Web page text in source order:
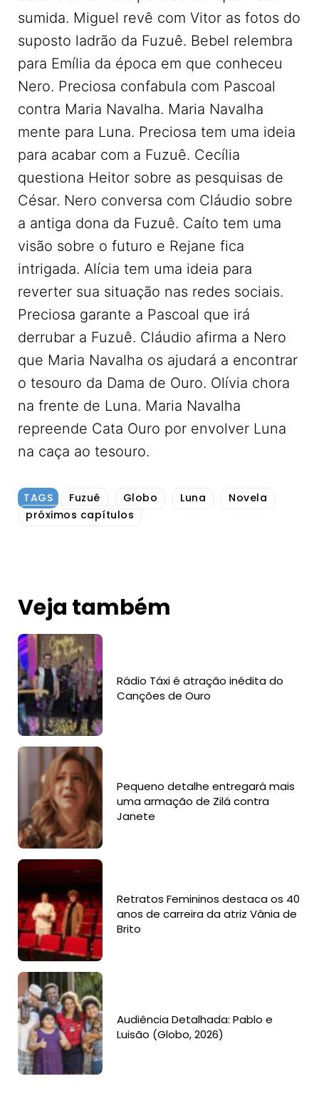
sumida. Miguel revê com Vitor as fotos do
suposto ladrão da Fuzuê. Bebel relembra
para Emília da época em que conheceu
Nero. Preciosa confabula com Pascoal
contra Maria Navalha. Maria Navalha
mente para Luna. Preciosa tem uma ideia
para acabar com a Fuzuê. Cecília
questiona Heitor sobre as pesquisas de
César. Nero conversa com Cláudio sobre
a antiga dona da Fuzuê. Caíto tem uma
visão sobre o futuro e Rejane fica
intrigada. Alícia tem uma ideia para
reverter sua situação nas redes sociais.
Preciosa garante a Pascoal que irá
derrubar a Fuzuê. Cláudio afirma a Nero
que Maria Navalha os ajudará a encontrar
o tesouro da Dama de Ouro. Olívia chora
na frente de Luna. Maria Navalha
repreende Cata Ouro por envolver Luna
na caça ao tesouro.
TAGS Fuzuê Globo Luna
Novela
próximos capítulos
Veja também
Rádio Táxi é atração inédita do
Canções de Ouro
Pequeno detalhe entregará mais
uma armação de Zilá contra
Janete
Retratos Femininos destaca os 40
anos de carreira da atriz Vânia de
Brito
Audiência Detalhada: Pablo e
Luisão (Globo, 2026)